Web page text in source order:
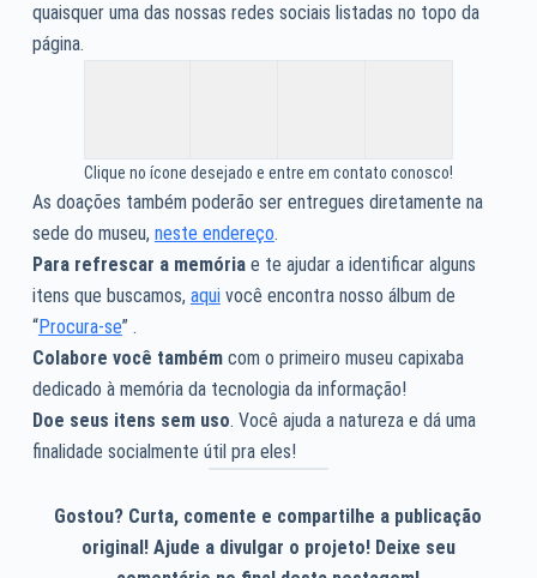
quaisquer uma das nossas redes sociais listadas no topo da
página.
Clique no ícone desejado e entre em contato conosco!
As doações também poderão ser entregues diretamente na
sede do museu, neste endereço.
Para refrescar a memóriae te ajudar a identificar alguns
itens que buscamos, aquivocê encontra nosso álbum de
“Procura-se” .
Colabore você tambémcom o primeiro museu capixaba
dedicado à memória da tecnologia da informação!
Doe seus itens sem uso. Você ajuda a natureza e dá uma
finalidade socialmente útil pra eles!
Gostou? Curta, comente e compartilhe a publicação
original! Ajude a divulgar o projeto! Deixe seu